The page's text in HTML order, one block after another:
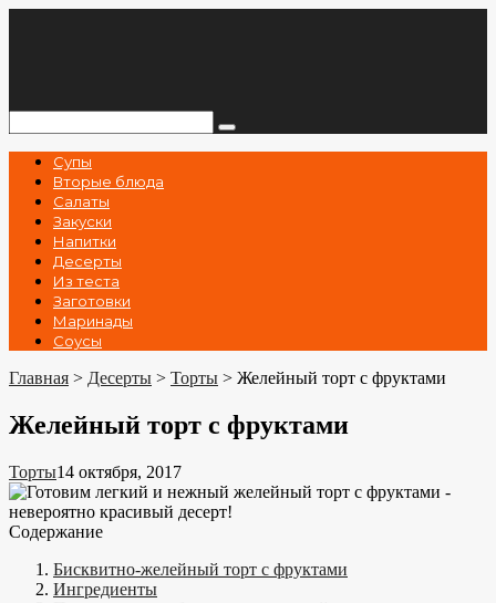
Супы
Вторые блюда
Салаты
Закуски
Напитки
Десерты
Из теста
Заготовки
Маринады
Соусы
Главная > Десерты > Торты > Желейный торт с фруктами
Желейный торт с фруктами
Торты14 октября, 2017
Содержание
Бисквитно-желейный торт с фруктами
Ингредиенты